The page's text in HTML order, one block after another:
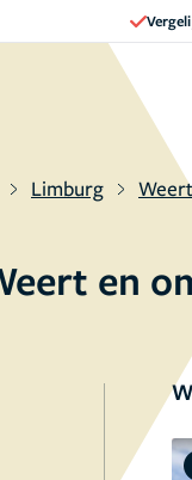
Limburg Weert
en